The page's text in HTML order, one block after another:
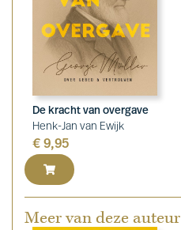
De kracht van overgave
Henk-Jan van Ewijk
€ 9,95
Meer van deze auteur